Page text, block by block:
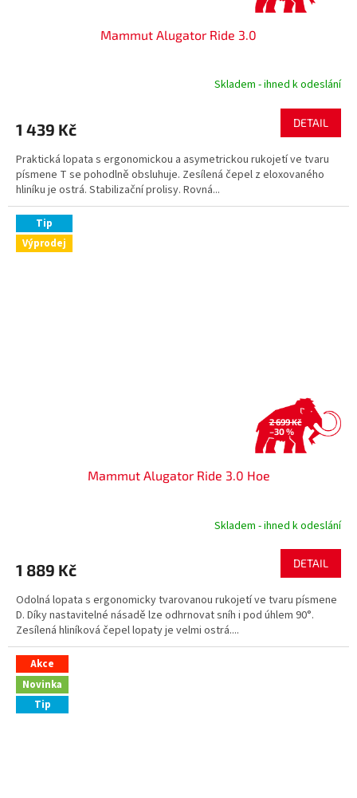
Mammut Alugator Ride 3.0
Skladem - ihned k odeslání
1 439 Kč DETAIL
Praktická lopata s ergonomickou a asymetrickou rukojetí ve tvaru
písmene T se pohodlně obsluhuje. Zesílená čepel z eloxovaného
hliníku je ostrá. Stabilizační prolisy. Rovná...
Tip
Výprodej
2 699 Kč
–30 %
Mammut Alugator Ride 3.0 Hoe
Skladem - ihned k odeslání
1 889 Kč DETAIL
Odolná lopata s ergonomicky tvarovanou rukojetí ve tvaru písmene
D. Díky nastavitelné násadě lze odhrnovat sníh i pod úhlem 90°.
Zesílená hliníková čepel lopaty je velmi ostrá....
Akce
Novinka
Tip